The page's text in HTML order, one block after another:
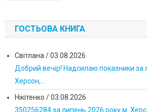
ГОСТЬОВА КНИГА
Світлана /03.08.2026
Добрий вечір! Надсилаю показники за
Херсон,...
Нікітенко /03.08.2026
350256284 за липень 2026 року м.